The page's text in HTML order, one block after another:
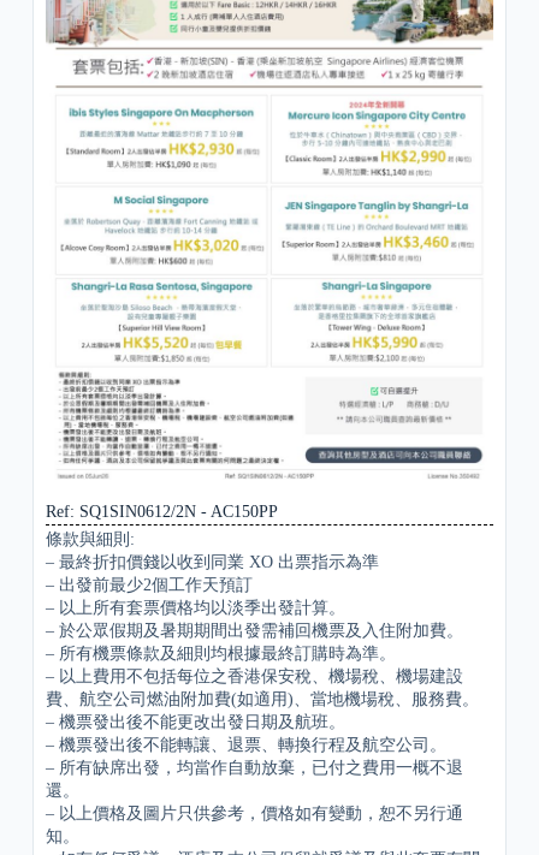
Ref: SQ1SIN0612/2N - AC150PP
條款與細則:
– 最終折扣價錢以收到同業 XO 出票指示為準
– 出發前最少2個工作天預訂
– 以上所有套票價格均以淡季出發計算。
– 於公眾假期及暑期期間出發需補回機票及入住附加費。
– 所有機票條款及細則均根據最終訂購時為準。
– 以上費用不包括每位之香港保安稅、機場稅、機場建設
費、航空公司燃油附加費(如適用)、當地機場稅、服務費。
– 機票發出後不能更改出發日期及航班。
– 機票發出後不能轉讓、退票、轉換行程及航空公司。
– 所有缺席出發，均當作自動放棄，已付之費用一概不退
還。
– 以上價格及圖片只供參考，價格如有變動，恕不另行通
知。